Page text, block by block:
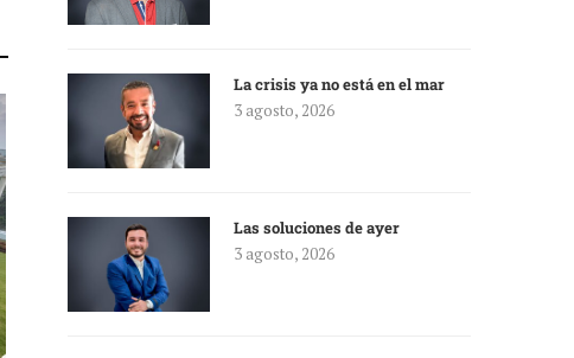
La crisis ya no está en el mar
3 agosto, 2026
Las soluciones de ayer
3 agosto, 2026